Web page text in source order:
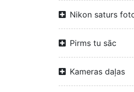
Nikon saturs
Pirms tu sāc
Kameras daļas